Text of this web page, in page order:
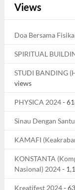
Views
Doa Bersama
SPIRITUAL
STUDI BANDING
views
PHYSICA 2024-
Sinau Dengan
KAMAFI
KONSTANTA
Nasional) 2024-
Kreatifest 2024-